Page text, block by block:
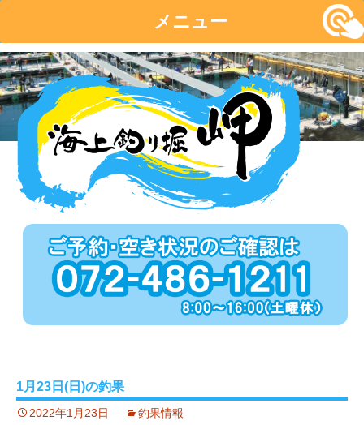
メニュー
コ
ン
テ
ン
1月23日(日)の釣果
2022年1月23日 釣果情報